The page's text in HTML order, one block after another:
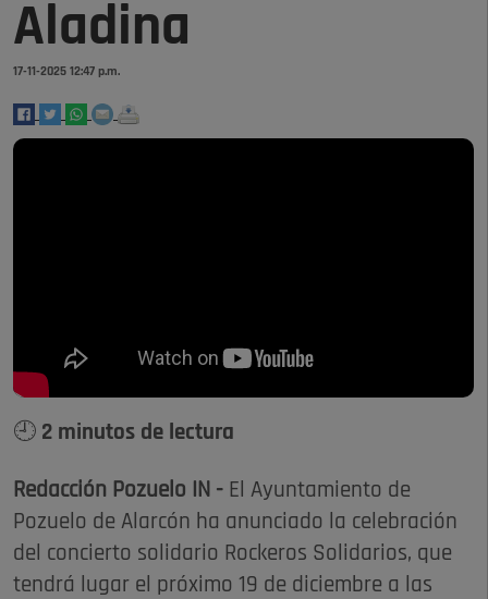
Aladina
17-11-2025 12:47 p.m.
🕘 2 minutos de lectura
Redacción Pozuelo IN - El Ayuntamiento de
Pozuelo de Alarcón ha anunciado la celebración
del concierto solidario Rockeros Solidarios, que
tendrá lugar el próximo 19 de diciembre a las